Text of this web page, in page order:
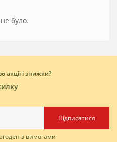
було.
акції і знижки?
Підписатися
згоден з вимогами